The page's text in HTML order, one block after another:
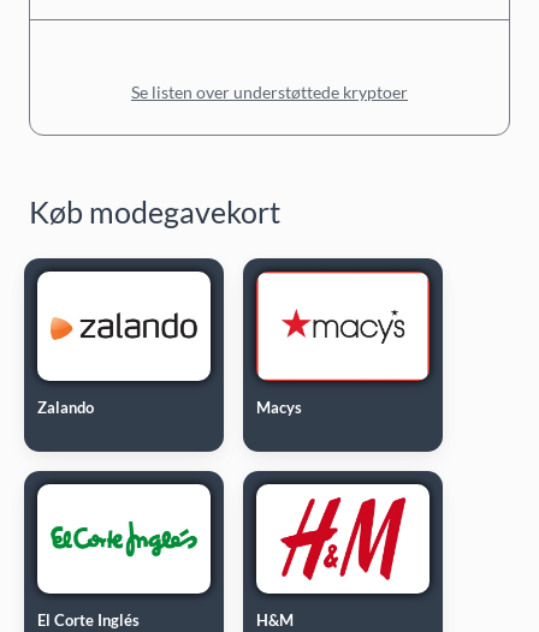
Se listen over understøttede kryptoer
Køb modegavekort
Zalando Macys
El Corte Inglés H&M